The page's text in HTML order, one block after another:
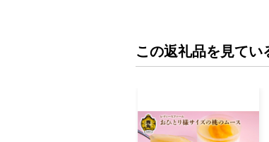
この返礼品を見てい